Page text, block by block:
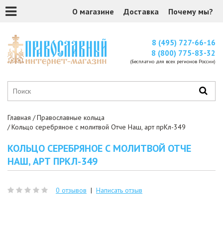
О магазине Доставка Почему мы?
8 (495) 727-66-16
8 (800) 775-83-32
(Бесплатно для всех регионов России)
Главная
Православные кольца
Кольцо серебряное с молитвой Отче Наш, арт прКл-349
КОЛЬЦО СЕРЕБРЯНОЕ С МОЛИТВОЙ ОТЧЕ
НАШ, АРТ ПРКЛ-349
0 отзывов | Написать отзыв